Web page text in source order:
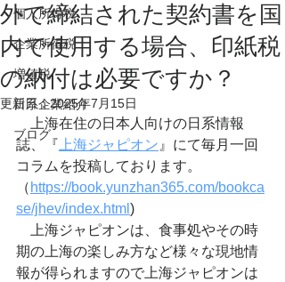
個人所得税
企業所得税
増値税
日系企業紹介
ブログ
外で締結された契約書を国
内で使用する場合、印紙税
の納付は必要ですか？
更新日：2025年7月15日
上海在住の日本人向けの日系情報
誌、『 上海ジャピオン 』にて毎月一回
コラムを投稿しております。
（ https://book.yunzhan365.com/bookca
se/jhev/index.html )
上海ジャピオンは、食事処やその時
期の上海の楽しみ方など様々な現地情
報が得られますので上海ジャピオンは